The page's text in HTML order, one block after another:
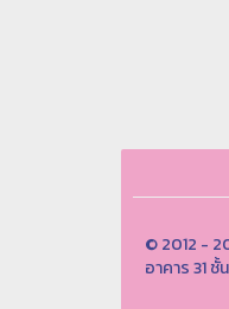
© 2012 -
อาคาร 31